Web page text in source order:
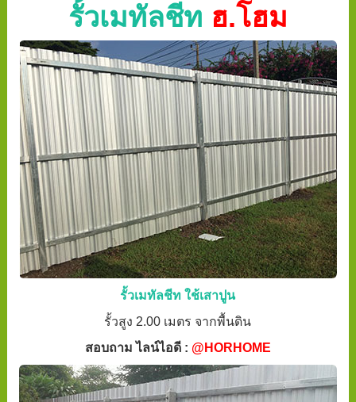
รั้วเมทัลชีท ฮ.โฮม
รั้วเมทัลชีท ใช้เสาปูน
รั้วสูง 2.00 เมตร จากพื้นดิน
สอบถาม ไลน์ไอดี : @HORHOME